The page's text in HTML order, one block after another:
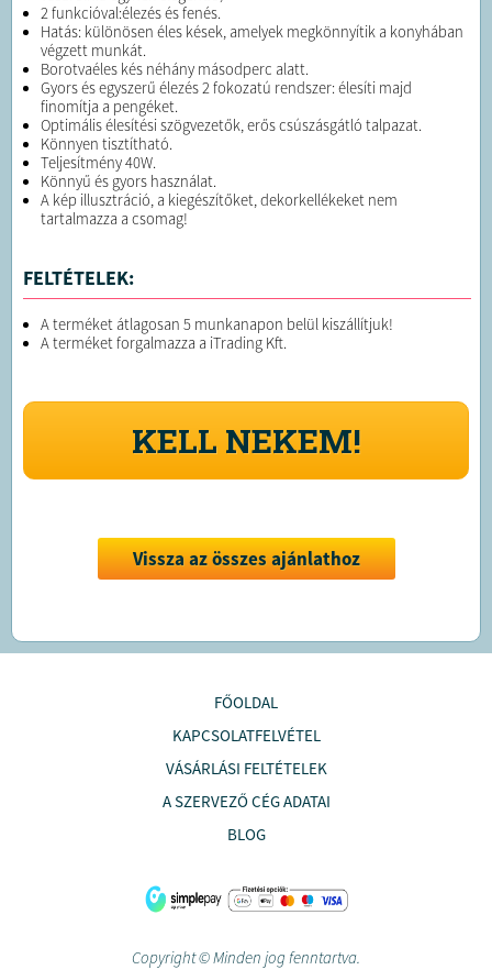
2 funkcióval:élezés és fenés.
Hatás: különösen éles kések, amelyek megkönnyítik a konyhában
végzett munkát.
Borotvaéles kés néhány másodperc alatt.
Gyors és egyszerű élezés 2 fokozatú rendszer: élesíti majd
finomítja a pengéket.
Optimális élesítési szögvezetők, erős csúszásgátló talpazat.
Könnyen tisztítható.
Teljesítmény 40W.
Könnyű és gyors használat.
A kép illusztráció, a kiegészítőket, dekorkellékeket nem
tartalmazza a csomag!
FELTÉTELEK:
A terméket átlagosan 5 munkanapon belül kiszállítjuk!
A terméket forgalmazza a iTrading Kft.
KELL NEKEM!
Vissza az összes ajánlathoz
FŐOLDAL
KAPCSOLATFELVÉTEL
VÁSÁRLÁSI FELTÉTELEK
A SZERVEZŐ CÉG ADATAI
BLOG
Copyright © Minden jog fenntartva.